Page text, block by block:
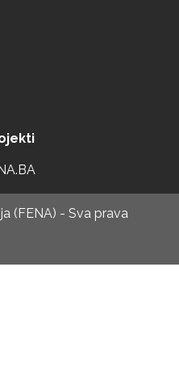
(FENA) - Sva prava